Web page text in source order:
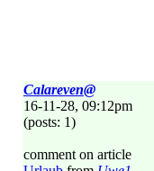
Calareven@
16-11-28, 09:12pm
(posts: 1)
comment on article